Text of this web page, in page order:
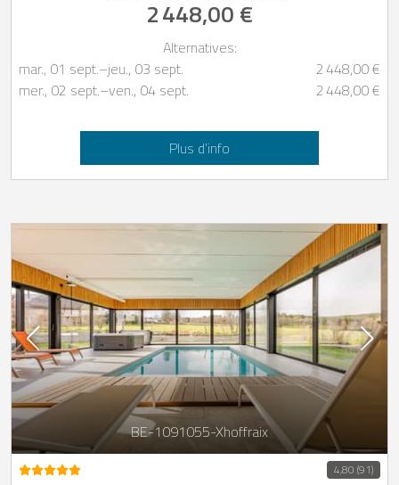
2 448,00 €
Alternatives:
mar., 01 sept.–jeu., 03 sept.
2 448,00 €
mer., 02 sept.–ven., 04 sept. 2 448,00 €
Plus d’info
BE-1091055-Xhoffraix
4,80 (91)